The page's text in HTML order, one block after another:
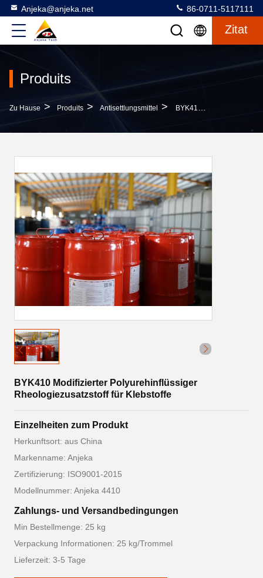
Anjeka@anjeka.net 86-0711-5117111
Zitat
Produits
Zu Hause > Produits > Antisettlungsmittel > BYK410 Modifizierter Polyurehinflüssiger Rheologiezusatzstoff Für Klebstoffe
BYK410 Modifizierter Polyurehinflüssiger
Rheologiezusatzstoff für Klebstoffe
Einzelheiten zum Produkt
Herkunftsort: aus China
Markenname: Anjeka
Zertifizierung: ISO9001-2015
Modellnummer: Anjeka 4410
Zahlungs- und Versandbedingungen
Min Bestellmenge: 25 kg
Verpackung Informationen: 25 kg/Trommel
Lieferzeit: 3-5 Tage